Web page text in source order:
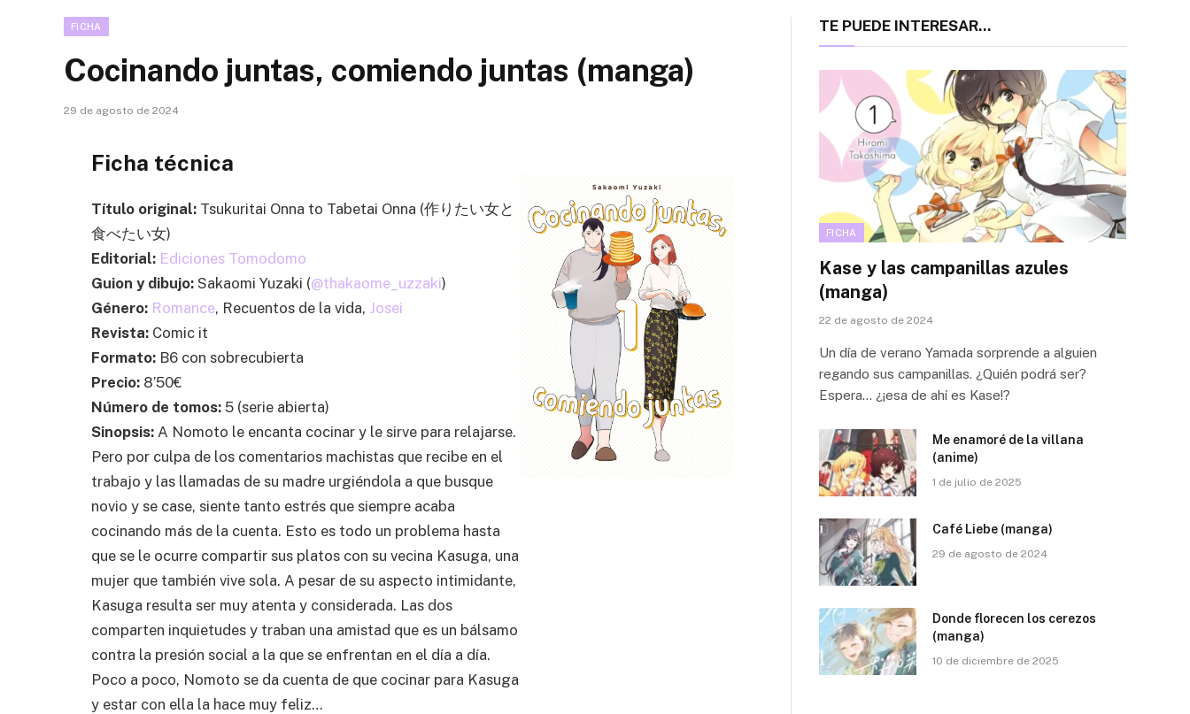
FICHA
Cocinando juntas, comiendo juntas (manga)
29 de agosto de 2024
Ficha técnica
Título original: Tsukuritai Onna to Tabetai Onna (作りたい女と
食べたい女)
Editorial: Ediciones Tomodomo
Guion y dibujo: Sakaomi Yuzaki (@thakaome_uzzaki)
Género: Romance, Recuentos de la vida, Josei
Revista: Comic it
Formato: B6 con sobrecubierta
Precio: 8’50€
Número de tomos: 5 (serie abierta)
Sinopsis: A Nomoto le encanta cocinar y le sirve para relajarse.
Pero por culpa de los comentarios machistas que recibe en el
trabajo y las llamadas de su madre urgiéndola a que busque
novio y se case, siente tanto estrés que siempre acaba
cocinando más de la cuenta. Esto es todo un problema hasta
que se le ocurre compartir sus platos con su vecina Kasuga, una
mujer que también vive sola. A pesar de su aspecto intimidante,
Kasuga resulta ser muy atenta y considerada. Las dos
comparten inquietudes y traban una amistad que es un bálsamo
contra la presión social a la que se enfrentan en el día a día.
Poco a poco, Nomoto se da cuenta de que cocinar para Kasuga
y estar con ella la hace muy feliz…
TE PUEDE INTERESAR...
FICHA
Kase y las campanillas azules
(manga)
22 de agosto de 2024
Un día de verano Yamada sorprende a alguien
regando sus campanillas. ¿Quién podrá ser?
Espera… ¿¡esa de ahí es Kase!?
Me enamoré de la villana
(anime)
1 de julio de 2025
Café Liebe (manga)
29 de agosto de 2024
Donde florecen los cerezos
(manga)
10 de diciembre de 2025